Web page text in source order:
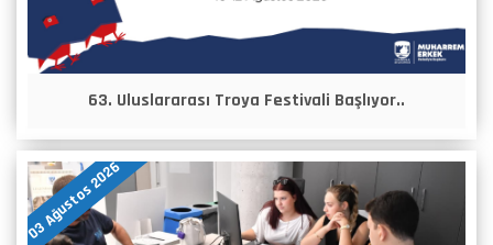
63. Uluslararası Troya Festivali Başlıyor..
03 Ağustos 2026